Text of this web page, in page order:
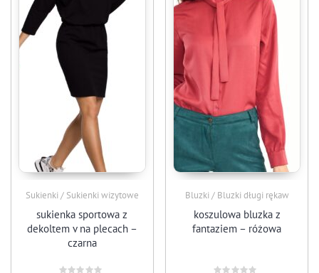
Sukienki / Sukienki wizytowe
sukienka sportowa z
dekoltem v na plecach –
czarna
Bluzki / Bluzki długi rękaw
koszulowa bluzka z
fantaziem – różowa